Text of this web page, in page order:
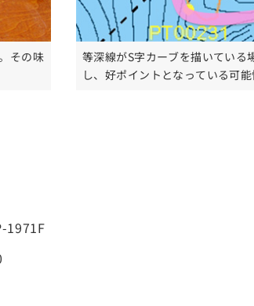
その味
等深線がS字カーブを描いてい
し、好ポイントとなっている可
1971F